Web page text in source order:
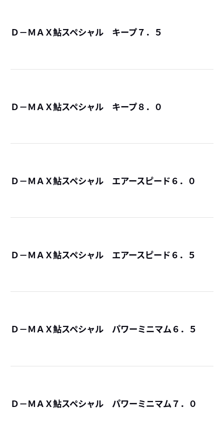
Ｄ－ＭＡＸ鮎スペシャル キープ７．５
Ｄ－ＭＡＸ鮎スペシャル キープ８．０
Ｄ－ＭＡＸ鮎スペシャル エアースピード６．０
Ｄ－ＭＡＸ鮎スペシャル エアースピード６．５
Ｄ－ＭＡＸ鮎スペシャル パワーミニマム６．５
Ｄ－ＭＡＸ鮎スペシャル パワーミニマム７．０